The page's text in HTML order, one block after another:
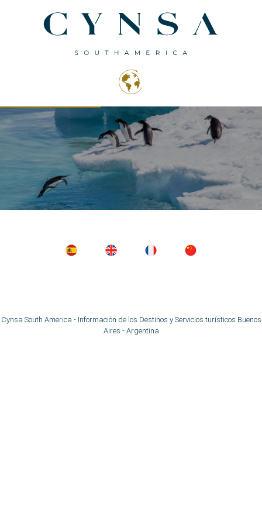
Cynsa South America - Información de los Destinos y Servicios turísticos Buenos
Aires - Argentina